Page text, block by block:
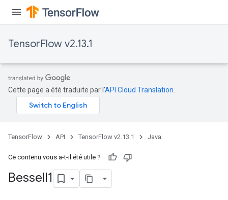
TensorFlow v2.13.1
Cette page a été traduite par l'API Cloud Translation
TensorFlow API TensorFlow v2.13.1 Java
Ce contenu vous a-t-il été utile ?
BesselI1